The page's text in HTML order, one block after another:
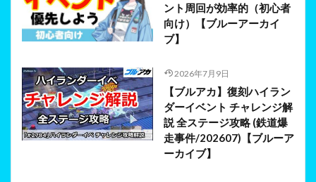
ント周回が効率的（初心者
向け）【ブルーアーカイ
ブ】
2026年7月9日
【ブルアカ】復刻ハイラン
ダーイベント チャレンジ解
説 全ステージ攻略 (鉄道爆
走事件/202607)【ブルーア
ーカイブ】